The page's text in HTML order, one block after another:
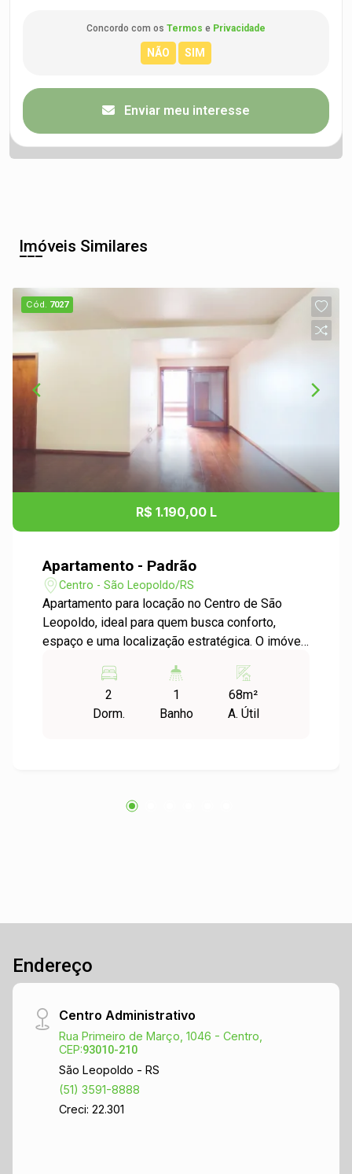
Concordo com os Termos e Privacidade
Enviar meu interesse
Imóveis Similares
Cód. 7027
R$ 1.190,00 L
Apartamento - Padrão
Centro - São Leopoldo/RS
Apartamento para locação no Centro de São
Leopoldo, ideal para quem busca conforto,
espaço e uma localização estratégica. O imóvel
muito bem distribuídas e ensolaradas,
garantindo ótima iluminação natural ao longo do
dia. O grande destaque fica por conta da sacada
São Leopoldo, o apartamento está cercado por
a Justo!
2
Dorm.
1
Banho
68m²
A. Útil
Endereço
Centro Administrativo
Rua Primeiro de Março, 1046 - Centro,
CEP:93010-210
São Leopoldo - RS
(51) 3591-8888
Creci: 22.301